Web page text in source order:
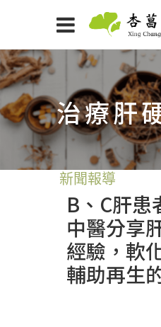
治療肝
新聞報導
B、C肝患
中醫分享
經驗，軟
輔助再生